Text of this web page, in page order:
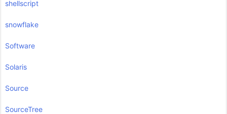
shellscript
snowflake
Software
Solaris
Source
SourceTree